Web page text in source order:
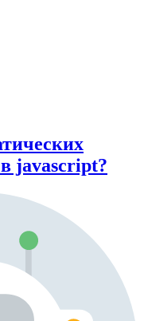
javascript?